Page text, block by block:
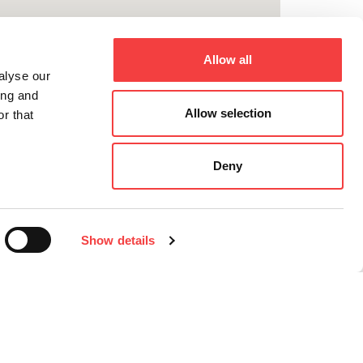
our
and
that
Show details
Allow all
Allow selection
Deny